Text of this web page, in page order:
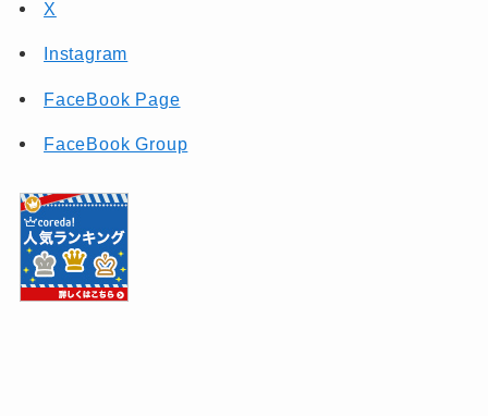
X
Instagram
FaceBook Page
FaceBook Group